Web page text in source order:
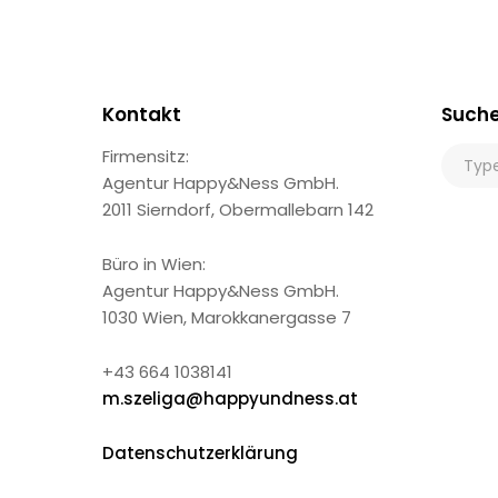
Kontakt
Firmensitz:
Agentur Happy&Ness GmbH.
2011 Sierndorf, Obermallebarn 142
Büro in Wien:
Agentur Happy&Ness GmbH.
1030 Wien, Marokkanergasse 7
+43 664 1038141
m.szeliga@happyundness.at
Datenschutzerklärung